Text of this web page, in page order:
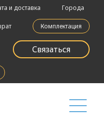
и доставка Города
Комплектация
Связаться